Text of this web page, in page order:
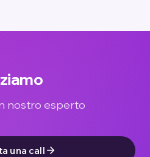
nostro esperto
una call